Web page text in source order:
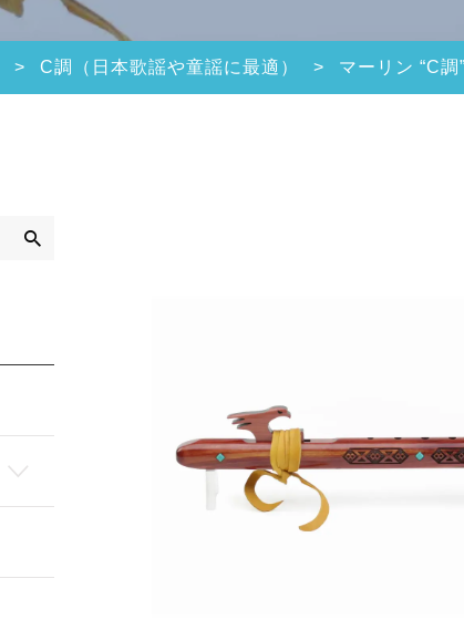
> C調（日本歌謡や童謡に最適） > マーリン “C